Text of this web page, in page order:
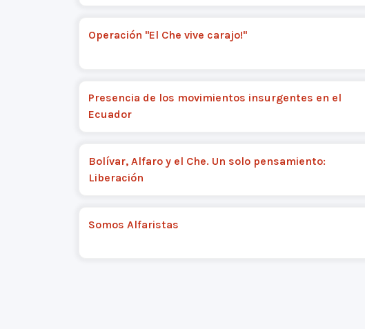
Operación "El Che vive carajo!"
Presencia de los movimientos insurgentes en el
Ecuador
Bolívar, Alfaro y el Che. Un solo pensamiento:
Liberación
Somos Alfaristas